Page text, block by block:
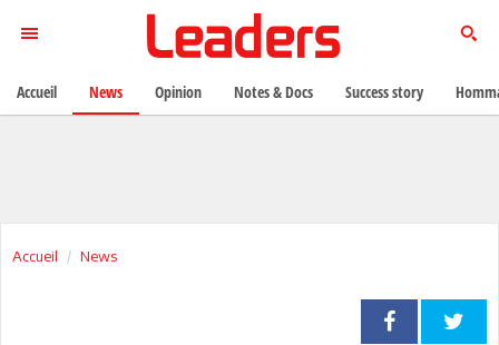
Accueil News
Accueil News Opinion Notes & Docs Success story